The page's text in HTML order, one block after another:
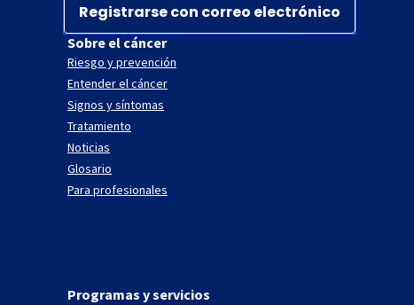
Registrarse con correo electrónico
Sobre el cáncer
Riesgo y prevención
Entender el cáncer
Signos y síntomas
Tratamiento
Noticias
Glosario
Para profesionales
Programas y servicios